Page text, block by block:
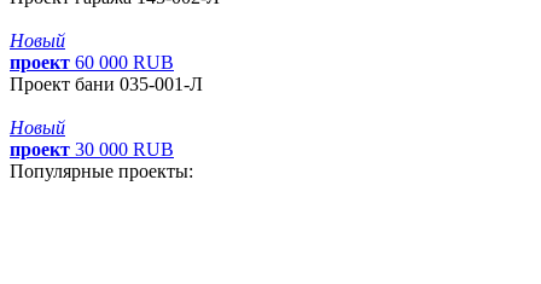
Новый
проект 60 000 RUB
Проект бани 035-001-Л
Новый
проект 30 000 RUB
Популярные проекты: